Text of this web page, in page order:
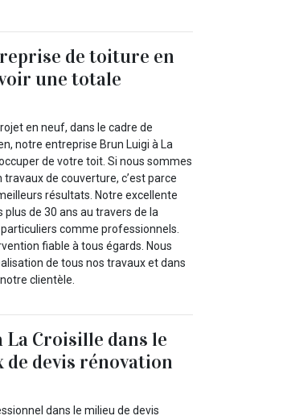
de toiture en
une totale
en neuf, dans le cadre de
notre entreprise Brun Luigi à La
de votre toit. Si nous sommes
de couverture, c’est parce
résultats. Notre excellente
de 30 ans au travers de la
comme professionnels.
fiable à tous égards. Nous
de tous nos travaux et dans
clientèle.
Croisille dans le
de devis rénovation
dans le milieu de devis